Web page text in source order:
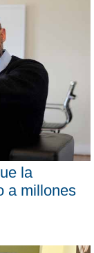
la
a millones